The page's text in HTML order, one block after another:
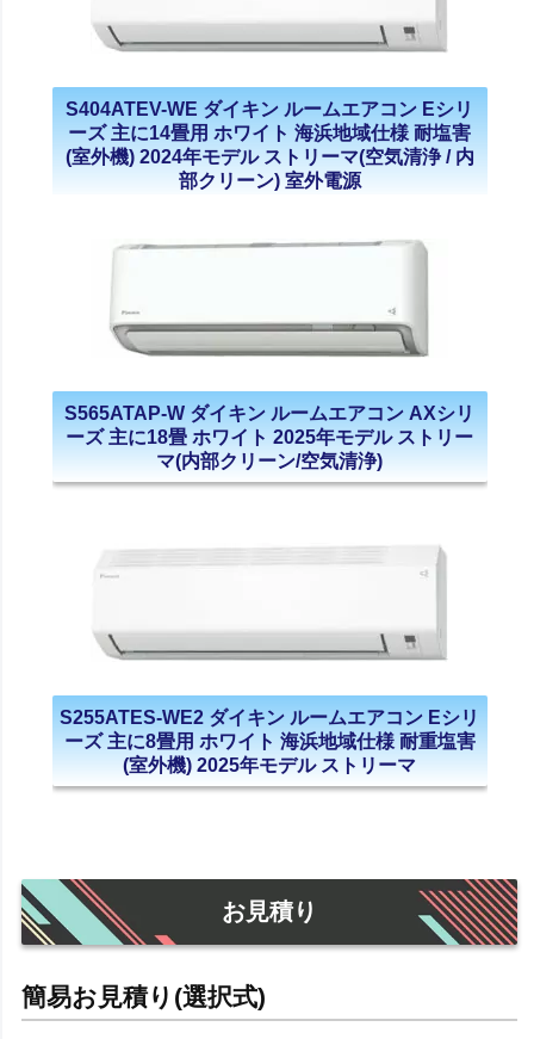
S404ATEV-WE ダイキン ルームエアコン Eシリ
ーズ 主に14畳用 ホワイト 海浜地域仕様 耐塩害
(室外機) 2024年モデル ストリーマ(空気清浄 / 内
部クリーン) 室外電源
S565ATAP-W ダイキン ルームエアコン AXシリ
ーズ 主に18畳 ホワイト 2025年モデル ストリー
マ(内部クリーン/空気清浄)
S255ATES-WE2 ダイキン ルームエアコン Eシリ
ーズ 主に8畳用 ホワイト 海浜地域仕様 耐重塩害
(室外機) 2025年モデル ストリーマ
お見積り